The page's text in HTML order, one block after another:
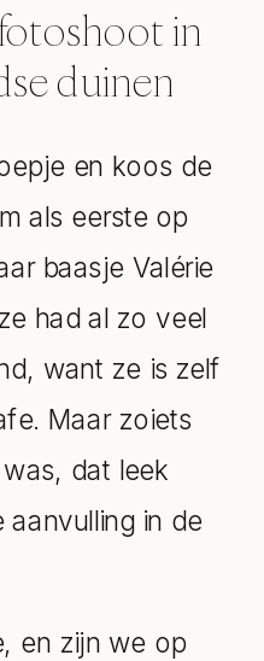
in
duinen
en koos de
als eerste op
baasje Valérie
had al zo veel
want ze is zelf
Maar zoiets
dat leek
in de
en zijn we op